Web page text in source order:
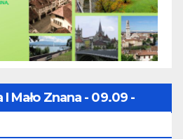
Mało Znana - 09.09 -